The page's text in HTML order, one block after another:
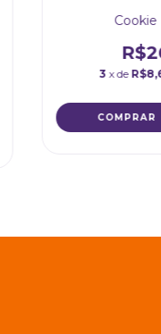
Cookie
3 x de